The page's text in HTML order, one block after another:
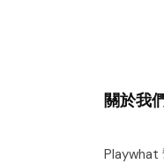
關於我
Playwhat